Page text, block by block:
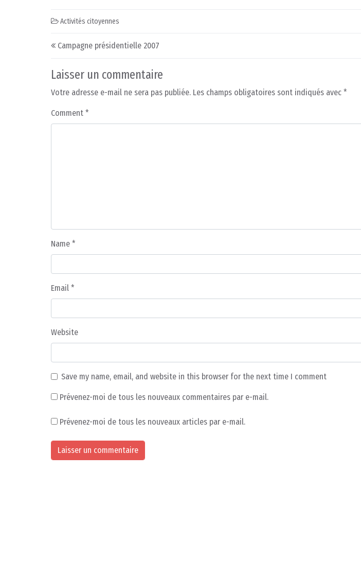
Activités citoyennes
Post navigation
Campagne présidentielle 2007
Laisser un commentaire
Votre adresse e-mail ne sera pas publiée. Les champs obligatoires sont indiqués avec *
Comment *
Name *
Email *
Website
Save my name, email, and website in this browser for the next time I comment
Prévenez-moi de tous les nouveaux commentaires par e-mail.
Prévenez-moi de tous les nouveaux articles par e-mail.